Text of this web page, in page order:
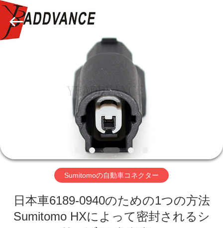
ク
達
ラ
Copyright
©
Sumitomoの自動車コネクター
日本車6189-0940のための1つの方法
Sumitomo HXによって密封されるシ